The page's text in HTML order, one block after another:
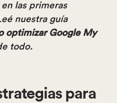
las primeras
nuestra guía
optimizar Google My
todo.
para